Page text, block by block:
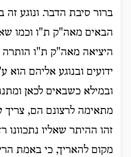
ברור סיבת הדבר. ונוגע זה
הבאים מאה"ק ת"ו וכמו
היציאה מאה"ק ת"ו הותרה
ידועים ובנוגע אליהם הוא
ובמילא כשבאים לכאן
מתאימה לרצונם הם, צריך
זהו ההיתר שאליו נתכוונו
מקום להאריך, כי באמת